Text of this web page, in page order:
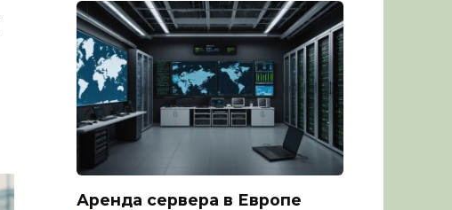
Аренда сервера в Европе